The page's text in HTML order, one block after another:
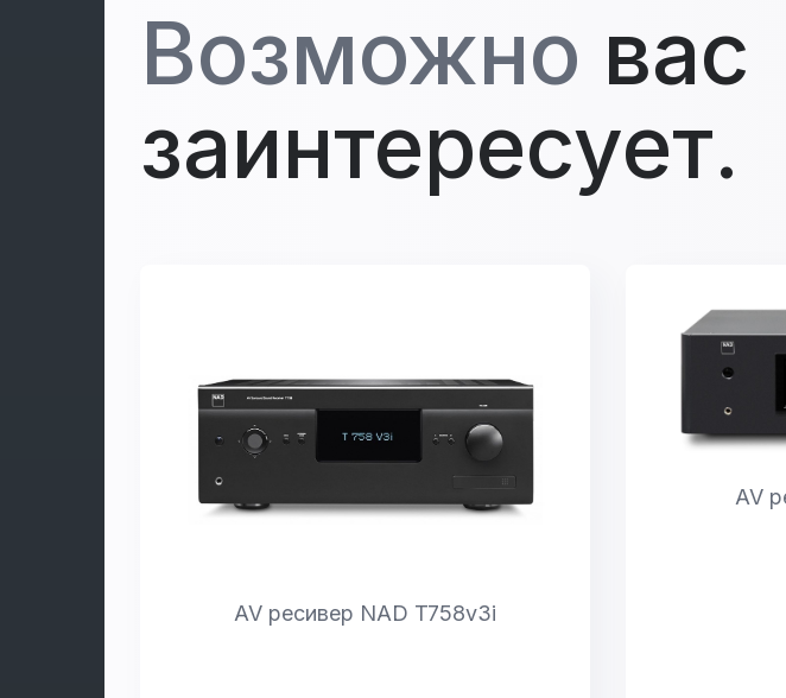
Возможно вас
заинтересует.
AV ресивер NAD T758v3i
AV